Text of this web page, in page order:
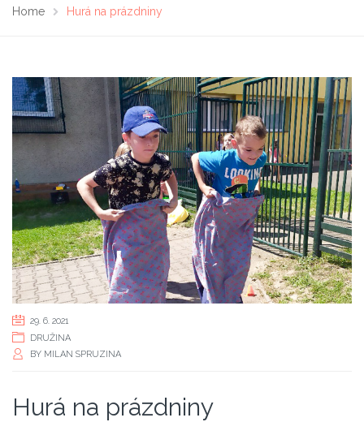
Home Hurá na prázdniny
29. 6. 2021
DRUŽINA
BY MILAN SPRUZINA
Hurá na prázdniny